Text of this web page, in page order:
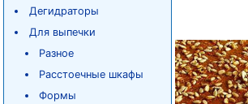
Дегидраторы
Для выпечки
Разное
Расстоечные шкафы
Формы